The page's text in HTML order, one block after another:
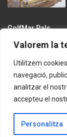
Valorem la
Utilitzem
navegació,
analitzar el
accepteu el
Personalitza
GolfMar Pals
Avinguda dels
https://
Política de